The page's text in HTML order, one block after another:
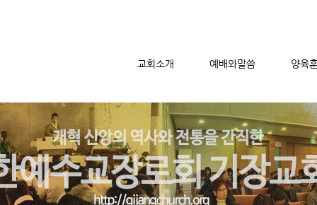
교회소개 예배와말씀 양육
메뉴 건너뛰기